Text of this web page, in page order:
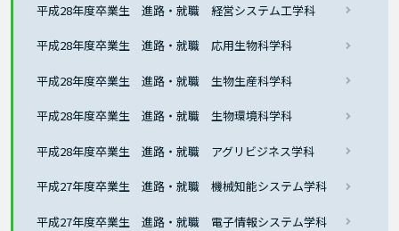
平成28年度卒業生 進路・就職 経営システム工学科
平成28年度卒業生 進路・就職 応用生物科学科
平成28年度卒業生 進路・就職 生物生産科学科
平成28年度卒業生 進路・就職 生物環境科学科
平成28年度卒業生 進路・就職 アグリビジネス学科
平成27年度卒業生 進路・就職 機械知能システム学科
平成27年度卒業生 進路・就職 電子情報システム学科